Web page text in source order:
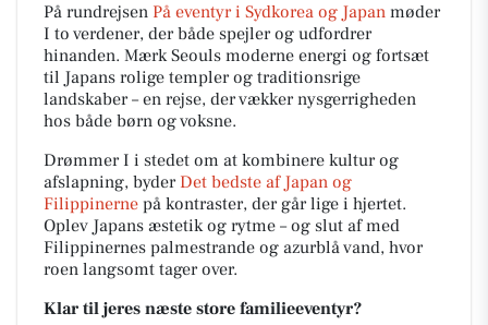
På rundrejsen På eventyr i Sydkorea og Japan møder
I to verdener, der både spejler og udfordrer
hinanden. Mærk Seouls moderne energi og fortsæt
til Japans rolige templer og traditionsrige
landskaber – en rejse, der vækker nysgerrigheden
hos både børn og voksne.
Drømmer I i stedet om at kombinere kultur og
afslapning, byder Det bedste af Japan og
Filippinerne på kontraster, der går lige i hjertet.
Oplev Japans æstetik og rytme – og slut af med
Filippinernes palmestrande og azurblå vand, hvor
roen langsomt tager over.
Klar til jeres næste store familieeventyr?